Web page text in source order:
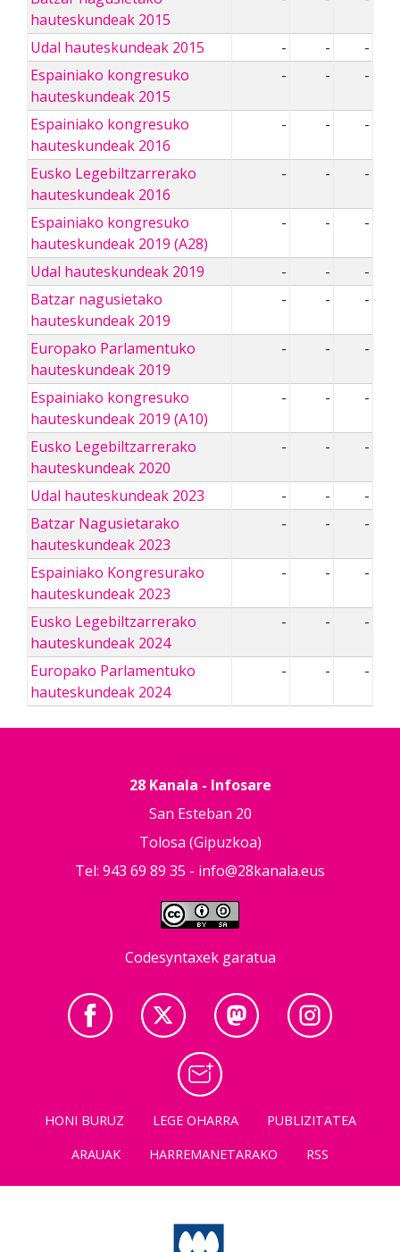
hauteskundeak 2015
Udal hauteskundeak 2015 - -
-
Espainiako kongresuko
hauteskundeak 2015
- - -
Espainiako kongresuko
hauteskundeak 2016
- - -
Eusko Legebiltzarrerako
hauteskundeak 2016
- - -
Espainiako kongresuko
hauteskundeak 2019 (A28)
- - -
Udal hauteskundeak 2019 - -
-
Batzar nagusietako
hauteskundeak 2019
- - -
Europako Parlamentuko
hauteskundeak 2019
- - -
Espainiako kongresuko
hauteskundeak 2019 (A10)
- - -
Eusko Legebiltzarrerako
hauteskundeak 2020
- - -
Udal hauteskundeak 2023 - -
-
Batzar Nagusietarako
hauteskundeak 2023
- - -
Espainiako Kongresurako
hauteskundeak 2023
- - -
Eusko Legebiltzarrerako
hauteskundeak 2024
- - -
Europako Parlamentuko
hauteskundeak 2024
- - -
28 Kanala - Infosare
San Esteban 20
Tolosa (Gipuzkoa)
Tel: 943 69 89 35 - info@28kanala.eus
Codesyntaxek garatua
HONI BURUZ LEGE OHARRA
PUBLIZITATEA
ARAUAK
HARREMANETARAKO RSS